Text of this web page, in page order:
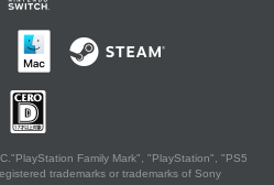
Family Mark", "PlayStation", "PS5
trademarks or trademarks of Sony